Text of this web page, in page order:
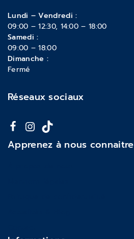
Lundi – Vendredi :
09:00 – 12:30, 14:00 – 18:00
Samedi :
09:00 – 18:00
Dimanche :
Fermé
Réseaux sociaux
Apprenez à nous connaitre